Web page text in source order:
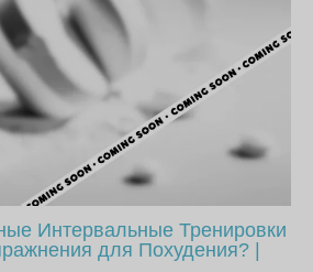
Интервальные Тренировки
для Похудения? |